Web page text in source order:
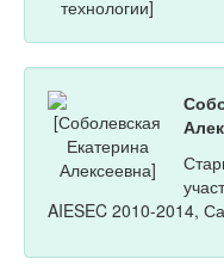
AIESEC 2010-2014,